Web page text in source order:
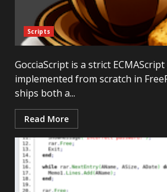
Scripts
GocciaScript is a strict
implemented from scratch in
ships both a...
Read More